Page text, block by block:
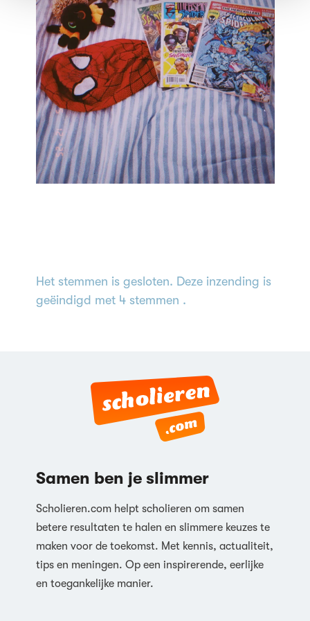
Het stemmen is gesloten. Deze inzending is
geëindigd met 4 stemmen .
Samen ben je slimmer
Scholieren.com helpt scholieren om samen
betere resultaten te halen en slimmere keuzes te
maken voor de toekomst. Met kennis, actualiteit,
tips en meningen. Op een inspirerende, eerlijke
en toegankelijke manier.